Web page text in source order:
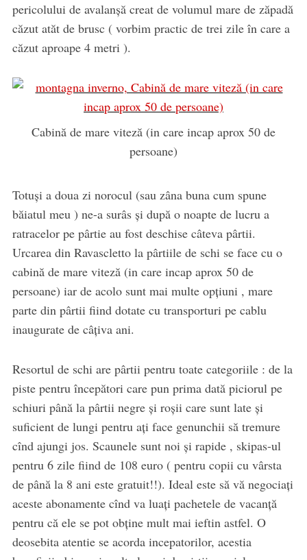
pericolului de avalanşă creat de volumul mare de zăpadă
căzut atăt de brusc ( vorbim practic de trei zile în care a
căzut aproape 4 metri ).
Cabină de mare viteză (in care incap aprox 50 de
persoane)
Totuşi a doua zi norocul (sau zâna buna cum spune
băiatul meu ) ne-a surâs şi după o noapte de lucru a
ratracelor pe pârtie au fost deschise câteva pârtii.
Urcarea din Ravascletto la pârtiile de schi se face cu o
cabină de mare viteză (in care incap aprox 50 de
persoane) iar de acolo sunt mai multe opţiuni , mare
parte din pârtii fiind dotate cu transporturi pe cablu
inaugurate de câţiva ani.
Resortul de schi are pârtii pentru toate categoriile : de la
piste pentru începători care pun prima dată piciorul pe
schiuri până la pârtii negre şi roșii care sunt late şi
suficient de lungi pentru aţi face genunchii să tremure
cînd ajungi jos. Scaunele sunt noi şi rapide , skipas-ul
pentru 6 zile fiind de 108 euro ( pentru copii cu vârsta
de până la 8 ani este gratuit!!). Ideal este să vă negociaţi
aceste abonamente cînd va luaţi pachetele de vacanţă
pentru că ele se pot obţine mult mai ieftin astfel. O
deosebita atentie se acorda incepatorilor, acestia